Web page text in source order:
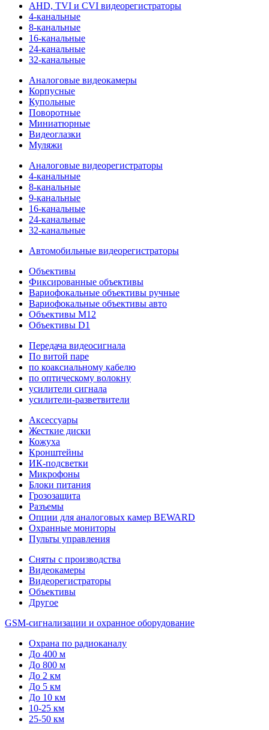
AHD, TVI и CVI видеорегистраторы
4-канальные
8-канальные
16-канальные
24-канальные
32-канальные
Аналоговые видеокамеры
Корпусные
Купольные
Поворотные
Миниатюрные
Видеоглазки
Муляжи
Аналоговые видеорегистраторы
4-канальные
8-канальные
9-канальные
16-канальные
24-канальные
32-канальные
Автомобильные видеорегистраторы
Объективы
Фиксированные объективы
Вариофокальные объективы ручные
Вариофокальные объективы авто
Объективы M12
Объективы D1
Передача видеосигнала
По витой паре
по коаксиальному кабелю
по оптическому волокну
усилители сигнала
усилители-разветвители
Аксессуары
Жесткие диски
Кожуха
Кронштейны
ИК-подсветки
Микрофоны
Блоки питания
Грозозащита
Разъемы
Опции для аналоговых камер BEWARD
Охранные мониторы
Пульты управления
Сняты с производства
Видеокамеры
Видеорегистраторы
Объективы
Другое
GSM-сигнализации и охранное оборудование
Охрана по радиоканалу
До 400 м
До 800 м
До 2 км
До 5 км
До 10 км
10-25 км
25-50 км